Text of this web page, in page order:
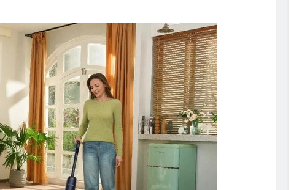
München: Ausgesetzte Katze Am Bahnhof Bamberg
Auf: Schrotthändler Erschleicht Rund 45.000 Euro
Zu Rechtskräftiger Verurteilung Wegen Betrugs
München: Europaweit Gesuchtes Mitglied Einer
Europäischen Auslieferungshaftbefehl
München: Update Zu Den Einsatzmaßnahmen Der
München: Beinahekollision An Bahnübergang In Aubing /
In Den Bahnverkehr